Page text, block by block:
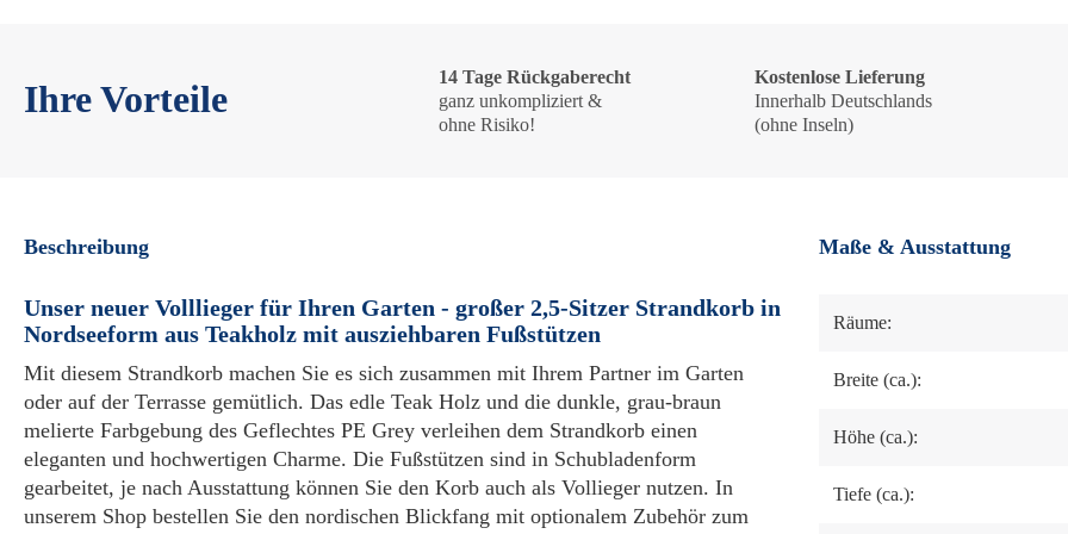
Ihre Vorteile
14 Tage Rückgaberecht
ganz unkompliziert &
ohne Risiko!
Kostenlose Lieferung
Innerhalb Deutschlands
(ohne Inseln)
Beschreibung
Unser neuer Volllieger für Ihren Garten - großer 2,5-Sitzer Strandkorb in
Nordseeform aus Teakholz mit ausziehbaren Fußstützen
Mit diesem Strandkorb machen Sie es sich zusammen mit Ihrem Partner im Garten
oder auf der Terrasse gemütlich. Das edle Teak Holz und die dunkle, grau-braun
melierte Farbgebung des Geflechtes PE Grey verleihen dem Strandkorb einen
eleganten und hochwertigen Charme. Die Fußstützen sind in Schubladenform
gearbeitet, je nach Ausstattung können Sie den Korb auch als Vollieger nutzen. In
unserem Shop bestellen Sie den nordischen Blickfang mit optionalem Zubehör zum
Maße & Ausstattung
Räume:
Breite (ca.):
Höhe (ca.):
Tiefe (ca.):